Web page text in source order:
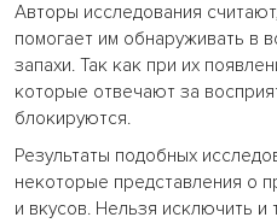
Авторы исследования
помогает им обнаруживать в
запахи. Так как при их
которые отвечают за
блокируются.
Результаты подобных
некоторые представления о
и вкусов. Нельзя исключить и